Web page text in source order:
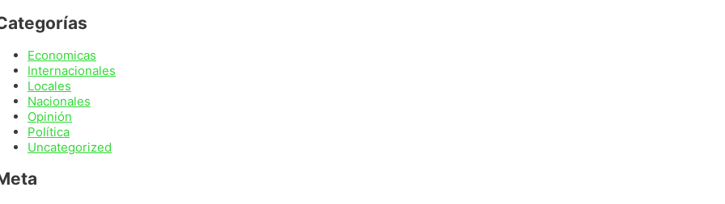
Economicas
Internacionales
Locales
Nacionales
Opinión
Política
Uncategorized